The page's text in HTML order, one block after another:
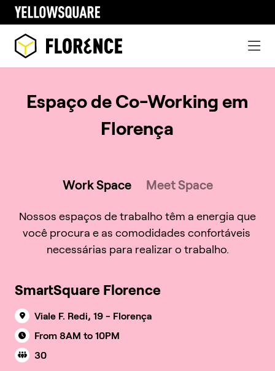
Espaço de Co-Working em
Florença
Work Space Meet Space
Nossos espaços de trabalho têm a energia que
você procura e as comodidades confortáveis ​​
necessárias para realizar o trabalho.
SmartSquare Florence
Viale F. Redi, 19 - Florença
From 8AM to 10PM
30